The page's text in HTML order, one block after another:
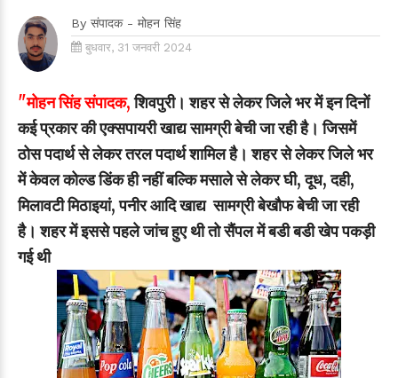
By संपादक - मोहन सिंह
बुधवार, 31 जनवरी 2024
"मोहन सिंह संपादक,शिवपुरी। शहर से लेकर जिले भर में इन दिनों
कई प्रकार की एक्सपायरी खाद्य सामग्री बेची जा रही है। जिसमें
ठोस पदार्थ से लेकर तरल पदार्थ शामिल है। शहर से लेकर जिले भर
में केवल कोल्ड डिंक ही नहीं बल्कि मसाले से लेकर घी, दूध, दही,
मिलावटी मिठाइयां, पनीर आदि खाद्य सामग्री बेखौफ बेची जा रही
है। शहर में इससे पहले जांच हुए थी तो सैंपल में बडी बडी खेप पकड़ी
गई थी